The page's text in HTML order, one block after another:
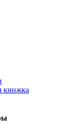
книжка